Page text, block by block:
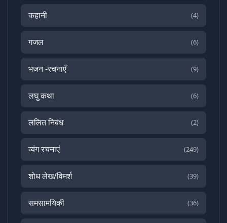
कहानी (4)
गजल (6)
भजन -रचनाएँ (9)
लघु कथा (6)
ललित निबंध (2)
व्यंग रचनाएं (249)
शोध लेख/विमर्श (39)
समसामयिकी (36)